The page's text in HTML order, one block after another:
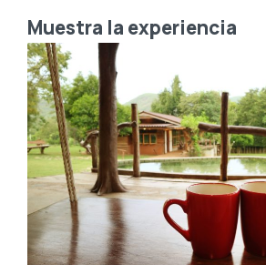
Muestra la experiencia